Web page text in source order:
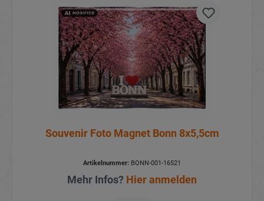
Souvenir Foto Magnet Bonn 8x5,5cm
Artikelnummer: BONN-001-16521
Mehr Infos? Hier anmelden